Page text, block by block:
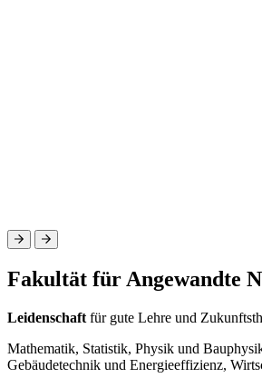
Fakultät für Angewandte
Leidenschaft für gute Lehre und
Mathematik, Statistik, Physik und
Gebäudetechnik und Energieeffizienz,